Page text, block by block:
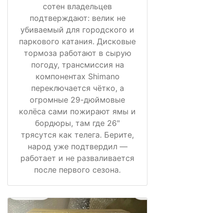
сотен владельцев
подтверждают: велик не
убиваемый для городского и
паркового катания. Дисковые
тормоза работают в сырую
погоду, трансмиссия на
компонентах Shimano
переключается чётко, а
огромные 29-дюймовые
колёса сами пожирают ямы и
бордюры, там где 26"
трясутся как телега. Берите,
народ уже подтвердил —
работает и не разваливается
после первого сезона.